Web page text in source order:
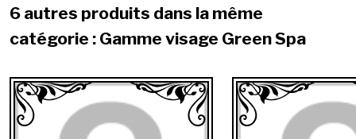
6 autres produits dans la même
catégorie : Gamme visage Green Spa